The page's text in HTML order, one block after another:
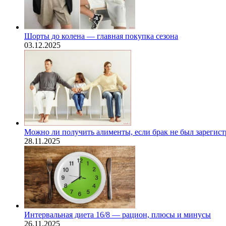
Шорты до колена — главная покупка сезона
03.12.2025
Можно ли получить алименты, если брак не был
28.11.2025
Интервальная диета 16/8 — рацион, плюсы и минусы
26.11.2025